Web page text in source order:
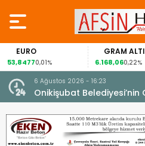
0,01%
GRAM ALTIN
6.168,06 0,22%
6 Ağustos 2026 - 16:23
Onikişubat Belediyesi’nin
dönemin ön kayıtları